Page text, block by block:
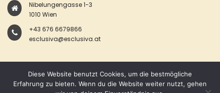
Nibelungengasse 1-3
1010 Wien
+43 676 6679866
esclusiva@esclusiva.at
Diese Website benutzt Cookies, um die bestmögliche
Erfahrung zu bieten. Wenn du die Website weiter nutzt, gehen